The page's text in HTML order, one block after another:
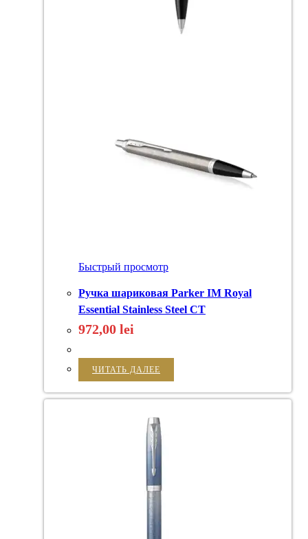
Быстрый просмотр
Ручка шариковая Parker IM Royal
Essential Stainless Steel CT
972,00 lei
ЧИТАТЬ ДАЛЕЕ